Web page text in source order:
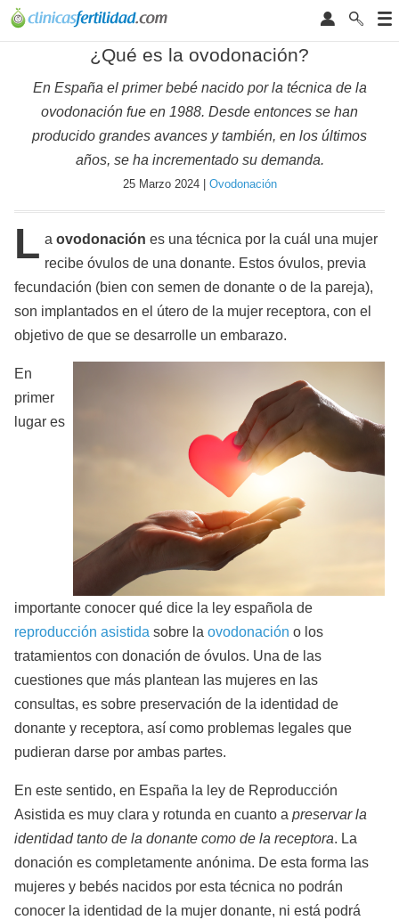
¿Qué es la ovodonación?
En España el primer bebé nacido por la técnica de la
ovodonación fue en 1988. Desde entonces se han
producido grandes avances y también, en los últimos
años, se ha incrementado su demanda.
25 Marzo 2024 | Ovodonación
L a ovodonación es una técnica por la cuál una mujer
recibe óvulos de una donante. Estos óvulos, previa
fecundación (bien con semen de donante o de la pareja),
son implantados en el útero de la mujer receptora, con el
objetivo de que se desarrolle un embarazo.
En
primer
lugar es
importante conocer qué dice la ley española de
reproducción asistida sobre la ovodonación o los
tratamientos con donación de óvulos. Una de las
cuestiones que más plantean las mujeres en las
consultas, es sobre preservación de la identidad de
donante y receptora, así como problemas legales que
pudieran darse por ambas partes.
En este sentido, en España la ley de Reproducción
Asistida es muy clara y rotunda en cuanto a preservar la
identidad tanto de la donante como de la receptora. La
donación es completamente anónima. De esta forma las
mujeres y bebés nacidos por esta técnica no podrán
conocer la identidad de la mujer donante, ni está podrá